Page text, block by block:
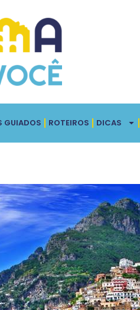
GUIADOS ROTEIROS DICAS